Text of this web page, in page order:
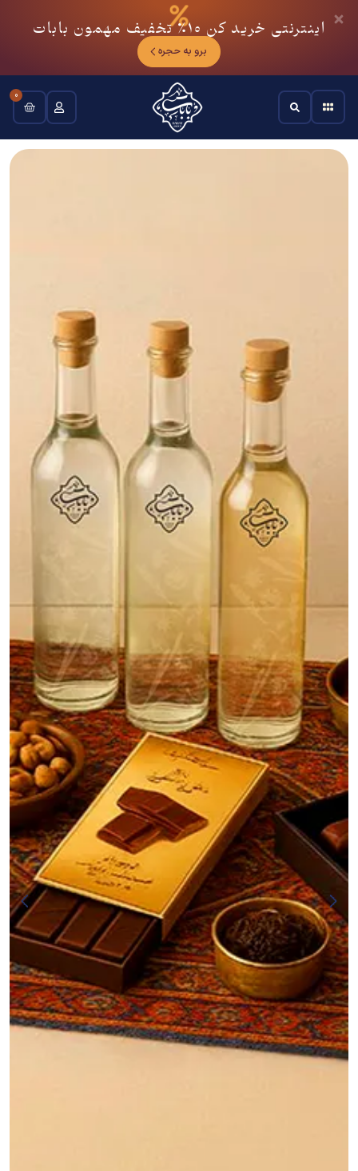
اینترنتی خرید کن 10٪ تخفیف مهمون بابات
برو به حجره
0